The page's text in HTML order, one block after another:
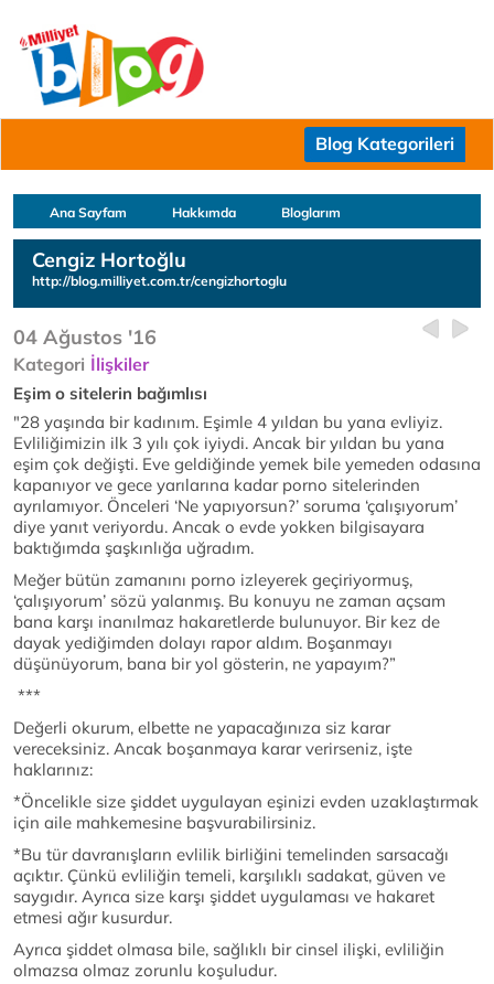
Blog Kategorileri
Ana Sayfam Hakkımda Bloglarım
Cengiz Hortoğlu
http://blog.milliyet.com.tr/cengizhortoglu
04 Ağustos '16
Kategori İlişkiler
Eşim o sitelerin bağımlısı
"28 yaşında bir kadınım. Eşimle 4 yıldan bu yana evliyiz.
Evliliğimizin ilk 3 yılı çok iyiydi. Ancak bir yıldan bu yana
eşim çok değişti. Eve geldiğinde yemek bile yemeden odasına
kapanıyor ve gece yarılarına kadar porno sitelerinden
ayrılamıyor. Önceleri ‘Ne yapıyorsun?’ soruma ‘çalışıyorum’
diye yanıt veriyordu. Ancak o evde yokken bilgisayara
baktığımda şaşkınlığa uğradım.
Meğer bütün zamanını porno izleyerek geçiriyormuş,
‘çalışıyorum’ sözü yalanmış. Bu konuyu ne zaman açsam
bana karşı inanılmaz hakaretlerde bulunuyor. Bir kez de
dayak yediğimden dolayı rapor aldım. Boşanmayı
düşünüyorum, bana bir yol gösterin, ne yapayım?”
***
Değerli okurum, elbette ne yapacağınıza siz karar
vereceksiniz. Ancak boşanmaya karar verirseniz, işte
haklarınız:
*Öncelikle size şiddet uygulayan eşinizi evden uzaklaştırmak
için aile mahkemesine başvurabilirsiniz.
*Bu tür davranışların evlilik birliğini temelinden sarsacağı
açıktır. Çünkü evliliğin temeli, karşılıklı sadakat, güven ve
saygıdır. Ayrıca size karşı şiddet uygulaması ve hakaret
etmesi ağır kusurdur.
Ayrıca şiddet olmasa bile, sağlıklı bir cinsel ilişki, evliliğin
olmazsa olmaz zorunlu koşuludur.